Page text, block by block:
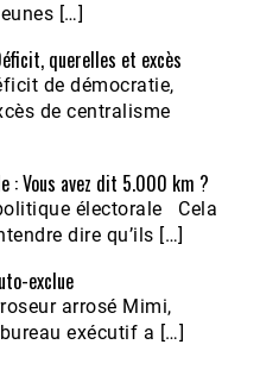
[…]
querelles et excès
de démocratie,
de centralisme
: Vous avez dit 5.000 km ?
électorale Cela
dire qu’ils […]
exclue
arrosé Mimi,
exécutif a […]